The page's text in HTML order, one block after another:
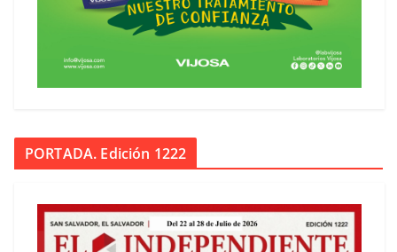
PORTADA. Edición 1222